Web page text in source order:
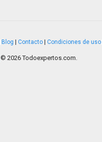
Blog Contacto Condiciones de uso
© 2026 Todoexpertos.com.